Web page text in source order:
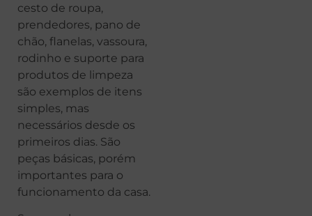
cesto de roupa,
prendedores, pano de
chão, flanelas, vassoura,
rodinho e suporte para
produtos de limpeza
são exemplos de itens
simples, mas
necessários desde os
primeiros dias. São
peças básicas, porém
importantes para o
funcionamento da casa.